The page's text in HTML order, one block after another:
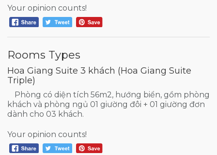
Your opinion counts!
Rooms Types
Hoa Giang Suite 3 khách (Hoa Giang Suite
Triple)
Phòng có diện tích 56m2, hướng biển, gồm phòng
khách và phòng ngủ 01 giường đôi + 01 giường đơn
dành cho 03 khách.
Your opinion counts!